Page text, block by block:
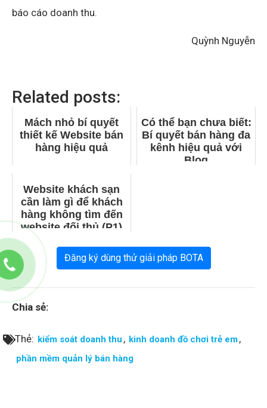
báo cáo doanh thu.
Quỳnh Nguyễn
Related posts:
Mách nhỏ bí quyết
thiết kế Website bán
hàng hiệu quả
Có thể bạn chưa biết:
Bí quyết bán hàng đa
kênh hiệu quả với
Blog
Website khách sạn
cần làm gì để khách
hàng không tìm đến
website đối thủ (P1)
Đăng ký dùng thử giải pháp BOTA
Chia sẻ:
Thẻ: kiểm soát doanh thu , kinh doanh đồ chơi trẻ em,
phần mềm quản lý bán hàng